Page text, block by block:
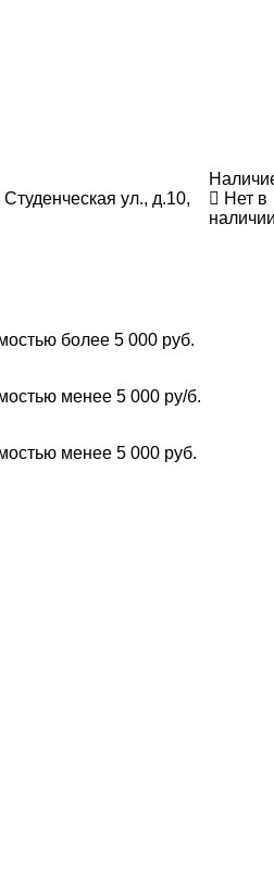
ул., д.10,
Нет в
наличии
более 5 000 руб.
менее 5 000 ру/б.
менее 5 000 руб.